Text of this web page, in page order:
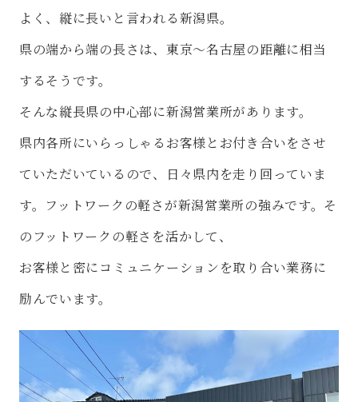
よく、縦に長いと言われる新潟県。
県の端から端の長さは、東京～名古屋の距離に相当
するそうです。
そんな縦長県の中心部に新潟営業所があります。
県内各所にいらっしゃるお客様とお付き合いをさせ
ていただいているので、日々県内を走り回っていま
す。フットワークの軽さが新潟営業所の強みです。そ
のフットワークの軽さを活かして、
お客様と密にコミュニケーションを取り合い業務に
励んでいます。